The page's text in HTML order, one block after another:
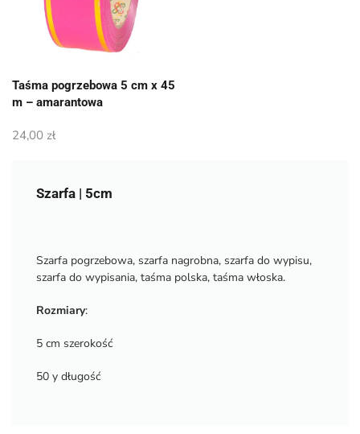
Taśma pogrzebowa 5 cm x 45
m – amarantowa
24,00 zł
Szarfa | 5cm
Szarfa pogrzebowa, szarfa nagrobna, szarfa do wypisu,
szarfa do wypisania, taśma polska, taśma włoska.
Rozmiary:
5 cm szerokość
50 y długość